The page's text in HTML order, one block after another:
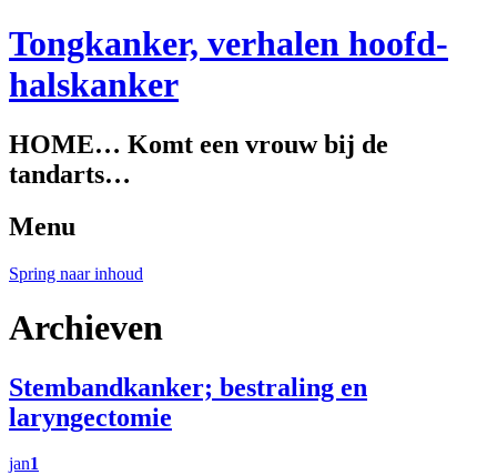
Tongkanker, verhalen hoofd-
halskanker
HOME… Komt een vrouw bij de
tandarts…
Menu
Spring naar inhoud
Archieven
Stembandkanker; bestraling en
laryngectomie
jan1